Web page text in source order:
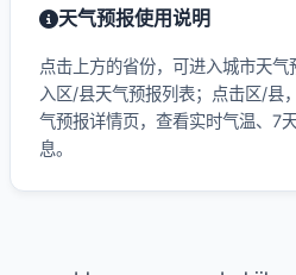
天气预报使用说明
点击上方的省份，可进入城市天
入区/县天气预报列表；点击区/县
气预报详情页，查看实时气温、7
息。